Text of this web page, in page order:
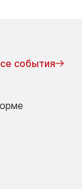
события